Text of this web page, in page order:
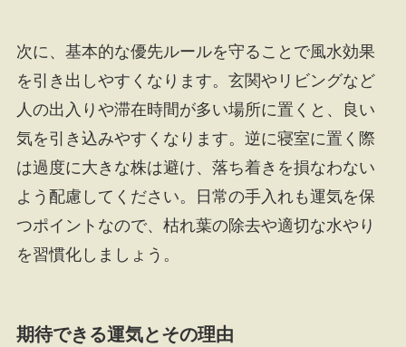
次に、基本的な優先ルールを守ることで風水効果
を引き出しやすくなります。玄関やリビングなど
人の出入りや滞在時間が多い場所に置くと、良い
気を引き込みやすくなります。逆に寝室に置く際
は過度に大きな株は避け、落ち着きを損なわない
よう配慮してください。日常の手入れも運気を保
つポイントなので、枯れ葉の除去や適切な水やり
を習慣化しましょう。
期待できる運気とその理由